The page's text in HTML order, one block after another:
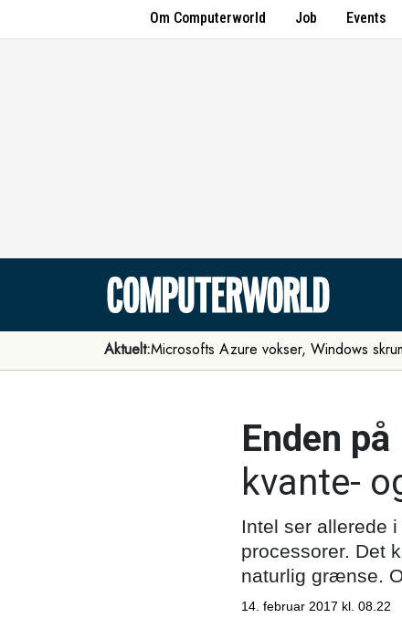
Om Computerworld Job Events
Aktuelt:Microsofts Azure vokser, Windows
Enden
kvante-
Intel ser allerede
processorer. Det
naturlig grænse.
14. februar 2017 kl. 08.22